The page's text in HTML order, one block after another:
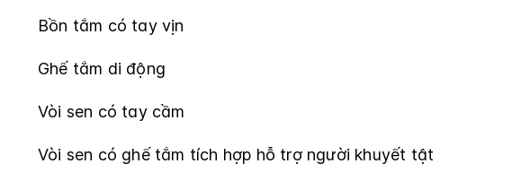
Bồn tắm có tay vịn
Ghế tắm di động
Vòi sen có tay cầm
Vòi sen có ghế tắm tích hợp hỗ trợ người khuyết tật